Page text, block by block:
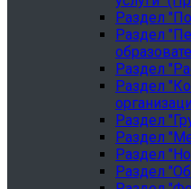
Раздел
Раздел
Раздел
Раздел
Раздел
Раздел
Раздел
Раздел